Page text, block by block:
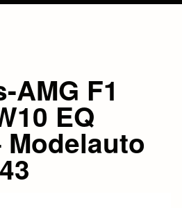
AMG F1
EQ
Modelauto